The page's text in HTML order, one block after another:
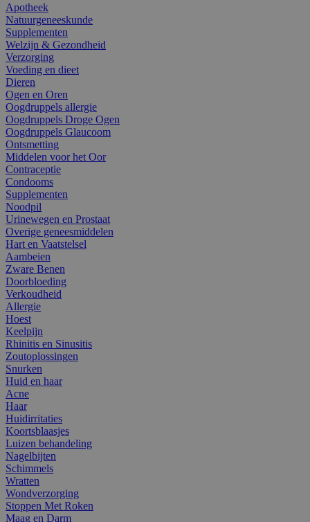
Apotheek
Natuurgeneeskunde
Supplementen
Welzijn & Gezondheid
Verzorging
Voeding en dieet
Dieren
Ogen en Oren
Oogdruppels allergie
Oogdruppels Droge Ogen
Oogdruppels Glaucoom
Ontsmetting
Middelen voor het Oor
Contraceptie
Condooms
Supplementen
Noodpil
Urinewegen en Prostaat
Overige geneesmiddelen
Hart en Vaatstelsel
Aambeien
Zware Benen
Doorbloeding
Verkoudheid
Allergie
Hoest
Keelpijn
Rhinitis en Sinusitis
Zoutoplossingen
Snurken
Huid en haar
Acne
Haar
Huidirritaties
Koortsblaasjes
Luizen behandeling
Nagelbijten
Schimmels
Wratten
Wondverzorging
Stoppen Met Roken
Maag en Darm